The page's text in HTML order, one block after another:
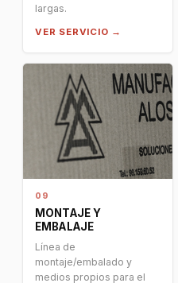
largas.
VER SERVICIO →
09
MONTAJE Y
EMBALAJE
Línea de
montaje/embalado y
medios propios para el